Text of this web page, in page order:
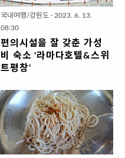
똬악! 나오잖아요. 조용히 쉬었다 오
여행도 하루종이 돌아다니다보면
피곤하기 마련인데요. 이왕이면 커
피 맛 좋고 멋진 '카페 트리고'에서
한 스푼~ 봉평 '카페 트리고' 카페
트리고는 봉평에서 가장 유명한 관
광지 '효석문화마을_ 메밀꽃밭'에
위치해 있습니다. 즉~ 일부러 찾아
갈 필요없이 마을 구경하면서 커피
국내여행/강원도 · 2023. 6. 13.
08:30
편의시설을 잘 갖춘 가성
비 숙소 '라마다호텔&스위
트평창'
계 곳곳에 있는 체인호텔인데요. 저
렴한 가격에 깨끗하고 편한 숙소 그
리고 어딜가나 표준화된 서비스를
받을 수 있습니다. 여행 갈 때마다
근처에 라마다호텔이 있으면 꼭 이